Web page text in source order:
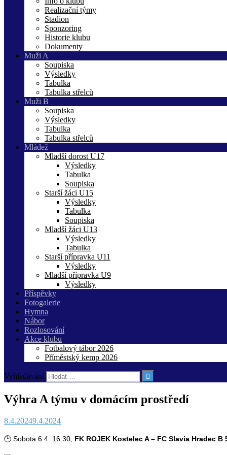
Realizační týmy
Stadion
Sponzoring
Historie klubu
Dokumenty
Muži A
Soupiska
Výsledky
Tabulka
Tabulka střelců
Muži B
Soupiska
Výsledky
Tabulka
Tabulka střelců
Mládež
Mladší dorost U17
Výsledky
Tabulka
Soupiska
Starší žáci U15
Výsledky
Tabulka
Soupiska
Mladší žáci U13
Výsledky
Tabulka
Starší přípravka U11
Výsledky
Mladší přípravka U9
Výsledky
Příspěvky
Fotogalerie
Hymna
Nábor
Rozlosování
Akce klubu
Fotbalový tábor 2026
Příměstský kemp 2026
Vyhledávání
Výhra A týmu v domácím prostředí
8.4.20249.4.2024
🕒 Sobota 6.4. 16:30, FK ROJEK Kostelec A – FC Slavia Hradec B